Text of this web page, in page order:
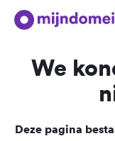
We
Deze pagina